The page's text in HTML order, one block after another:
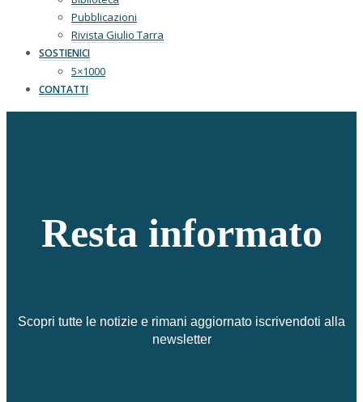
Pubblicazioni
Rivista Giulio Tarra
SOSTIENICI
5×1000
CONTATTI
Resta informato
Scopri tutte le notizie e rimani aggiornato iscrivendoti alla
newsletter